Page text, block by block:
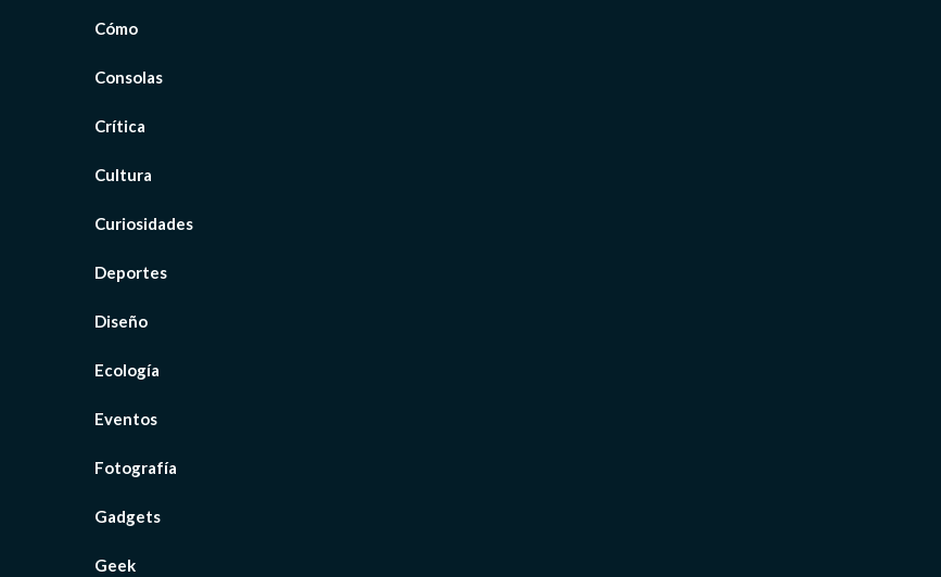
Cómo
Consolas
Crítica
Cultura
Curiosidades
Deportes
Diseño
Ecología
Eventos
Fotografía
Gadgets
Geek